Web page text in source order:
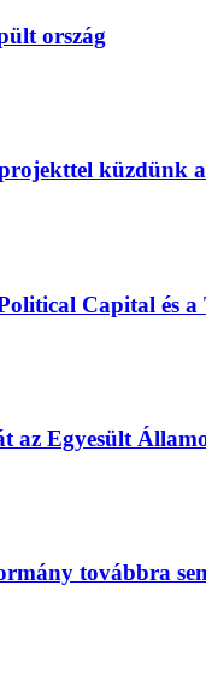
ország
küzdünk
Capital és a
az Egyesült
továbbra